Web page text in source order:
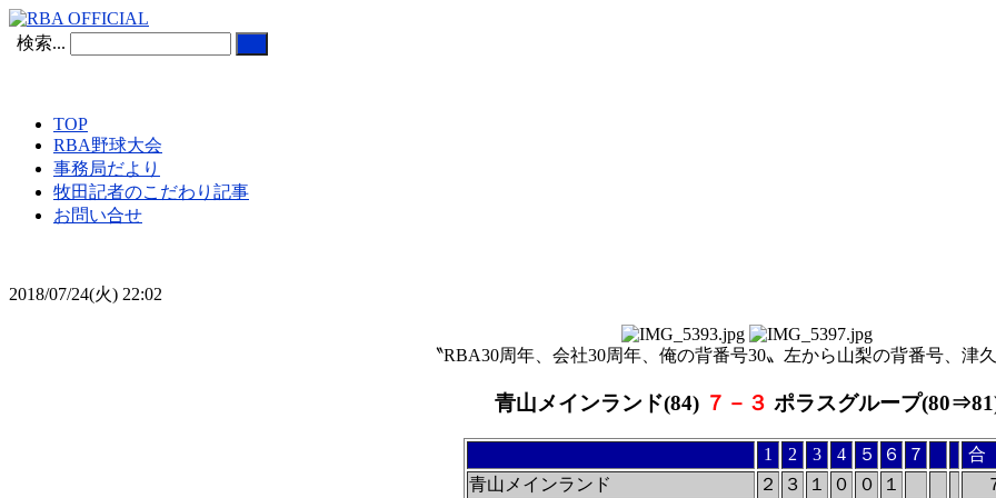
検索...
TOP
RBA野球大会
事務局だより
牧田記者のこだわり記事
お問い合せ
2018/07/24(火) 22:02
〝RBA30周年、会社30周年、俺の背番号30〟左から山梨の背番号、津
青山メインランド(84) ７－３ ポラスグループ
1 2 3 4 ５ ６ ７
合
青山メインランド
２ ３ １ ０ ０ １